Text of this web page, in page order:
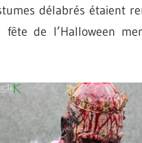
délabrés étaient
de l’Halloween